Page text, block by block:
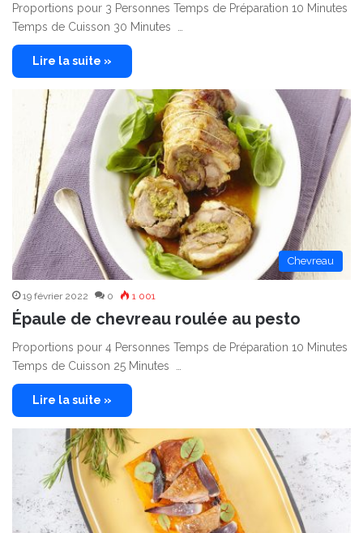
Proportions pour 3 Personnes Temps de Préparation 10 Minutes
Temps de Cuisson 30 Minutes …
Lire la suite »
Chevreau
19 février 2022 0 1 001
Épaule de chevreau roulée au pesto
Proportions pour 4 Personnes Temps de Préparation 10 Minutes
Temps de Cuisson 25 Minutes …
Lire la suite »